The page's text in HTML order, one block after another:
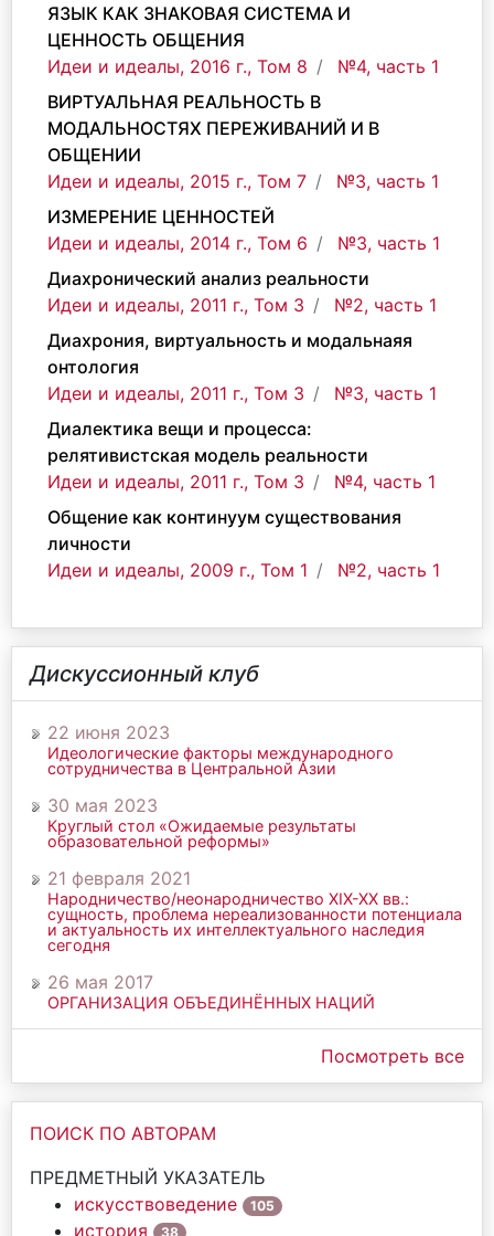
ЯЗЫК КАК ЗНАКОВАЯ СИСТЕМА И
ЦЕННОСТЬ ОБЩЕНИЯ
Идеи и идеалы, 2016 г., Том 8
№4, часть 1
ВИРТУАЛЬНАЯ РЕАЛЬНОСТЬ В
МОДАЛЬНОСТЯХ ПЕРЕЖИВАНИЙ И В
ОБЩЕНИИ
Идеи и идеалы, 2015 г., Том 7
№3, часть 1
ИЗМЕРЕНИЕ ЦЕННОСТЕЙ
Идеи и идеалы, 2014 г., Том 6
№3, часть 1
Диахронический анализ реальности
Идеи и идеалы, 2011 г., Том 3
№2, часть 1
Диахрония, виртуальность и модальнаяя
онтология
Идеи и идеалы, 2011 г., Том 3
№3, часть 1
Диалектика вещи и процесса:
релятивистская модель реальности
Идеи и идеалы, 2011 г., Том 3
№4, часть 1
Общение как континуум существования
личности
Идеи и идеалы, 2009 г., Том 1
№2, часть 1
Дискуссионный клуб
22 июня 2023
Идеологические факторы международного
сотрудничества в Центральной Азии
30 мая 2023
Круглый стол «Ожидаемые результаты
образовательной реформы»
21 февраля 2021
Народничество/неонародничество ХIХ-ХХ вв.:
сущность, проблема нереализованности потенциала
и актуальность их интеллектуального наследия
сегодня
26 мая 2017
ОРГАНИЗАЦИЯ ОБЪЕДИНЁННЫХ НАЦИЙ
Посмотреть все
ПОИСК ПО АВТОРАМ
ПРЕДМЕТНЫЙ УКАЗАТЕЛЬ
искусствоведение
105
история 38